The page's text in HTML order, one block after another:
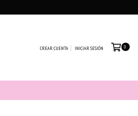
CREAR CUENTA INICIAR SESIÓN 0